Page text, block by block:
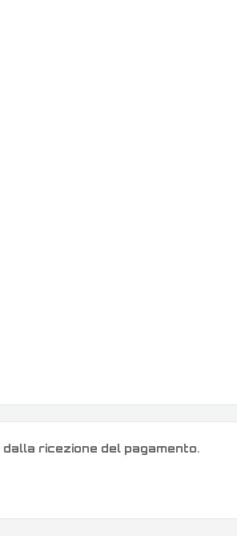
dalla ricezione del pagamento.